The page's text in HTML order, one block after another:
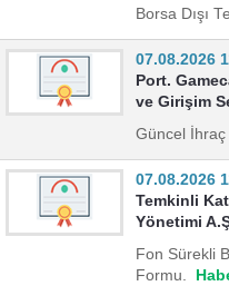
Borsa Dışı
07.08.2026
Port.
ve Girişim
Güncel İhraç
07.08.2026
Temkinli
Yönetimi
Fon Sürekli
Formu.